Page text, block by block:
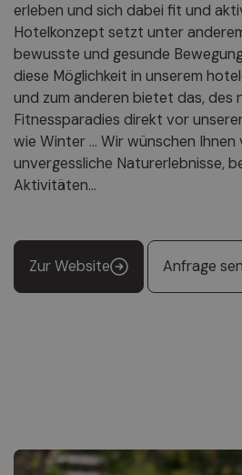
erleben und sich dabei fit und
Hotelkonzept setzt unter
bewusste und gesunde
diese Möglichkeit in unserem
und zum anderen bietet das, des
Fitnessparadies direkt vor
wie Winter ... Wir wünschen Ihnen
unvergessliche Naturerlebnisse,
Aktivitäten...
Zur Website Anfrage